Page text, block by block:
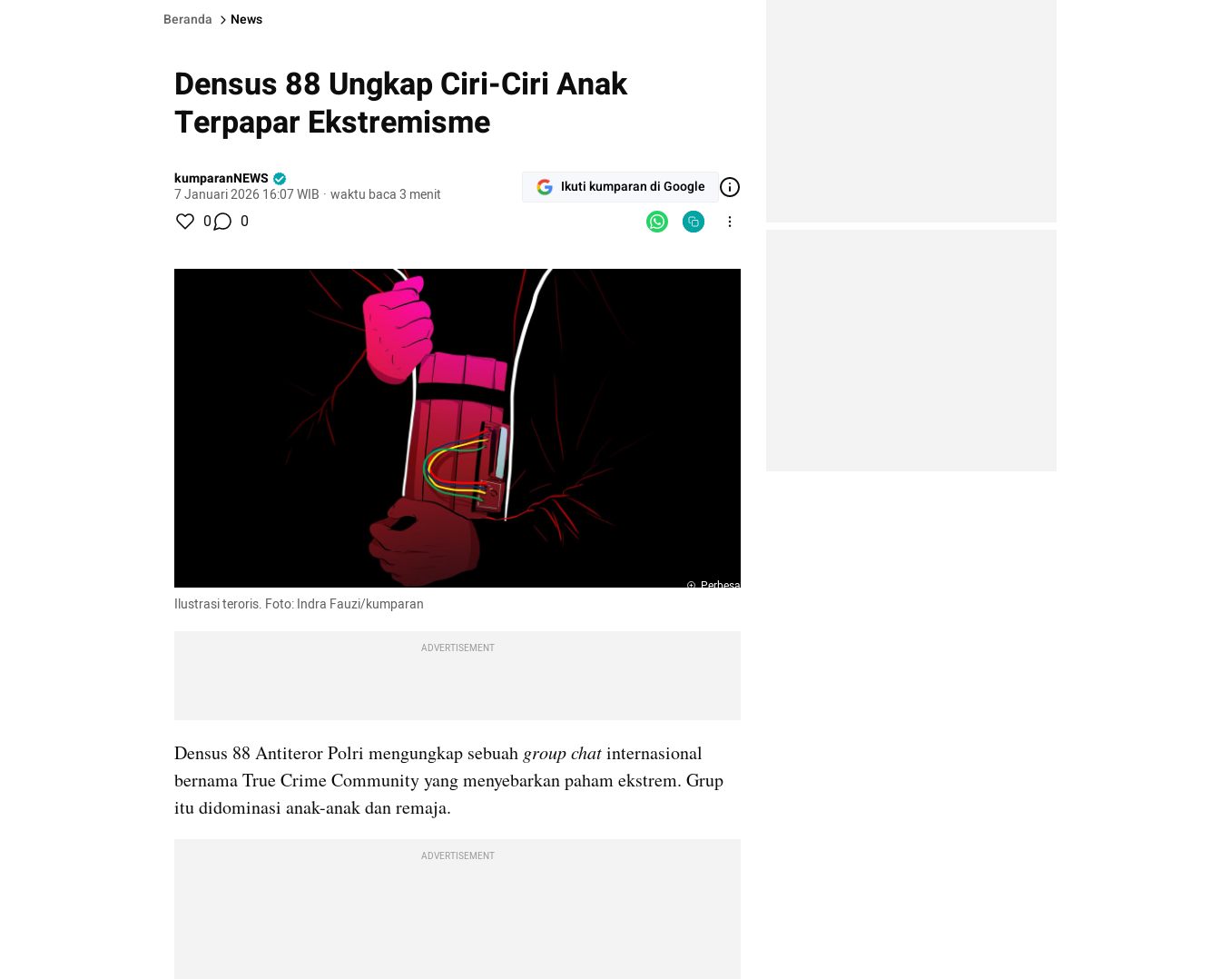
Beranda News
Densus 88 Ungkap Ciri-Ciri Anak
Terpapar Ekstremisme
kumparanNEWS
7 Januari 2026 16:07 WIB · waktu baca 3 menit Ikuti kumparan di Google
0 0
Perbesar
Ilustrasi teroris. Foto: Indra Fauzi/kumparan
ADVERTISEMENT
Densus 88 Antiteror Polri mengungkap sebuah group chat internasional
bernama True Crime Community yang menyebarkan paham ekstrem. Grup
itu didominasi anak-anak dan remaja.
ADVERTISEMENT